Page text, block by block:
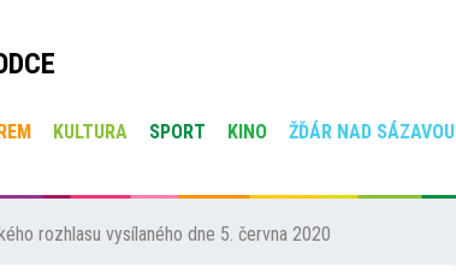
KULTURA SPORT KINO ŽĎÁR NAD SÁZAVOU
rozhlasu vysílaného dne 5. června 2020